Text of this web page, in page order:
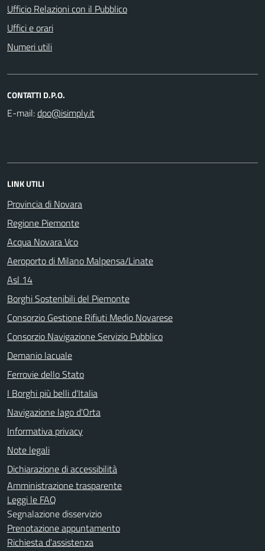
Ufficio Relazioni con il Pubblico
Uffici e orari
Numeri utili
CONTATTI D.P.O.
E-mail:
LINK UTILI
Provincia di Novara
Regione Piemonte
Acqua Novara Vco
Aeroporto di Milano Malpensa/Linate
Asl 14
Borghi Sostenibili del Piemonte
Consorzio Gestione Rifiuti Medio Novarese
Consorzio Navigazione Servizio Pubblico
Demanio lacuale
Ferrovie dello Stato
I Borghi più belli d'Italia
Navigazione lago d'Orta
Informativa privacy
Note legali
Dichiarazione di accessibilità
Amministrazione trasparente
Leggi le FAQ
Segnalazione disservizio
Prenotazione appuntamento
Richiesta d'assistenza